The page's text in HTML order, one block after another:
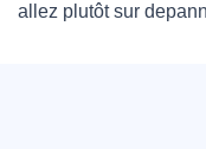
allez plutôt sur